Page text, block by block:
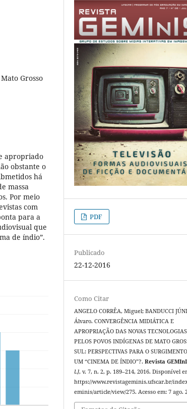
Grosso
apropriado
obstante o
há
massa
Por meio
com
para a
que
de índio”.
PDF
Publicado
22-12-2016
Como Citar
ANGELO CORRÊA, Miguel; BANDUCCI
Álvaro. CONVERGÊNCIA MIDIÁTICA E
APROPRIAÇÃO DAS NOVAS TECNOLOGIAS
PELOS POVOS INDÍGENAS DE MATO
SUL: PERSPECTIVAS PARA O
UM “CINEMA DE ÍNDIO”?.Revista
l.], v. 7, n. 2, p. 189–214, 2016. Disponível
https://www.revistageminis.ufscar.br/
eminis/article/view/275. Acesso em: 7 ago.